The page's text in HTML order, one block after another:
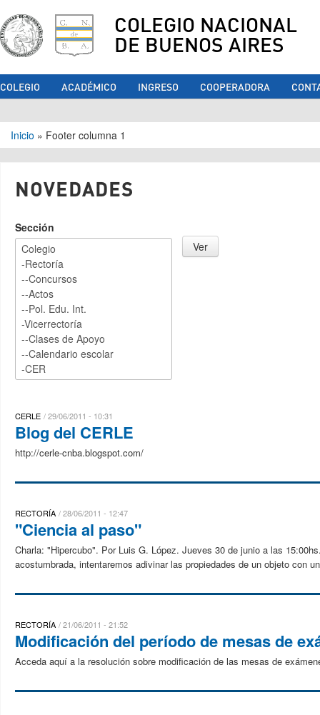
COLEGIO NACIONAL
DE BUENOS AIRES
COLEGIO ACADÉMICO INGRESO COOPERADORA
Se encuentra usted aquí
Inicio » Footer columna 1
NOVEDADES
Sección
CERLE 29/06/2011 - 10:31
Blog del CERLE
http://cerle-cnba.blogspot.com/
RECTORÍA 28/06/2011 - 12:47
"Ciencia al paso"
Charla: "Hipercubo". Por Luis G. López. Jueves 30 de junio a las
acostumbrada, intentaremos adivinar las propiedades de un objeto con
RECTORÍA 21/06/2011 - 21:52
Modificación del período de mesas de
Acceda aquí a la resolución sobre modificación de las mesas de